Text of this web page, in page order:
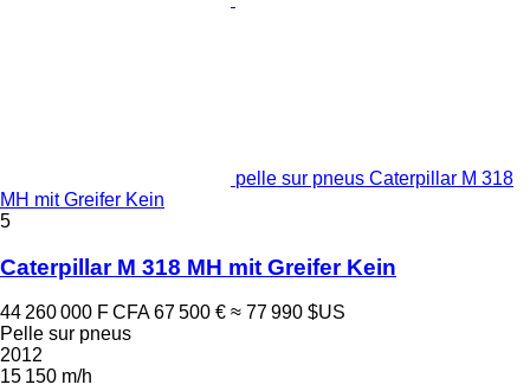
pelle sur pneus Caterpillar M 318
MH mit Greifer Kein
5
Caterpillar M 318 MH mit Greifer Kein
44 260 000 F CFA 67 500 € ≈ 77 990 $US
Pelle sur pneus
2012
15 150 m/h